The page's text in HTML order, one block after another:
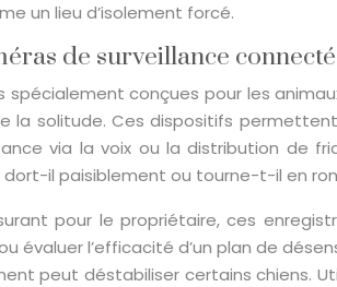
un lieu d’isolement forcé.
de surveillance
spécialement conçues pour les
la solitude. Ces dispositifs
via la voix ou la distribution de
il paisiblement ou tourne-t-il en
pour le propriétaire, ces
évaluer l’efficacité d’un plan de
peut déstabiliser certains